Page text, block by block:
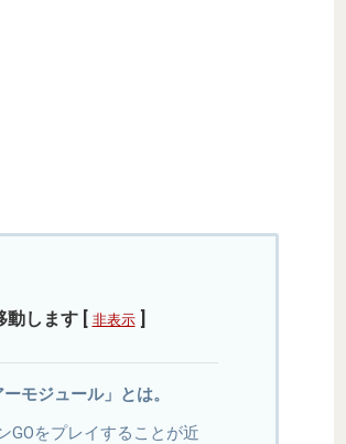
動します [ 非表示 ]
モジュール」とは。
GOをプレイすることが近